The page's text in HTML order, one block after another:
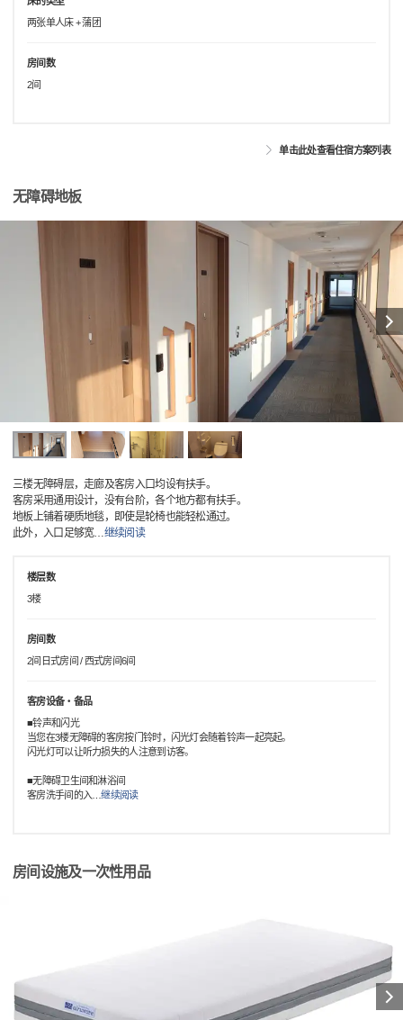
两张单人床 + 蒲团
房间数
2间
单击此处查看住宿方案列表
无障碍地板
三楼无障碍层，走廊及客房入口均设有扶手。
客房采用通用设计，没有台阶，各个地方都有扶手。
地板上铺着硬质地毯，即使是轮椅也能轻松通过。
此外，入口足够宽…继续阅读
楼层数
3楼
房间数
2间日式房间 / 西式房间6间
客房设备・备品
■铃声和闪光
当您在3楼无障碍的客房按门铃时，闪光灯会随着铃声一起亮起。
闪光灯可以让听力损失的人注意到访客。
■无障碍卫生间和淋浴间
客房洗手间的入 …继续阅读
房间设施及一次性用品